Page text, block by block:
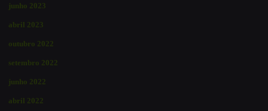
junho 2023
abril 2023
outubro 2022
setembro 2022
junho 2022
abril 2022